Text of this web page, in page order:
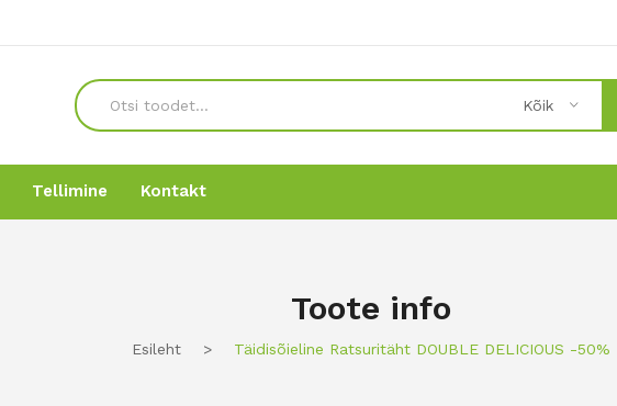
Kõik
Tellimine Kontakt
Toote info
Esileht > Täidisõieline Ratsuritäht DOUBLE DELICIOUS -50%